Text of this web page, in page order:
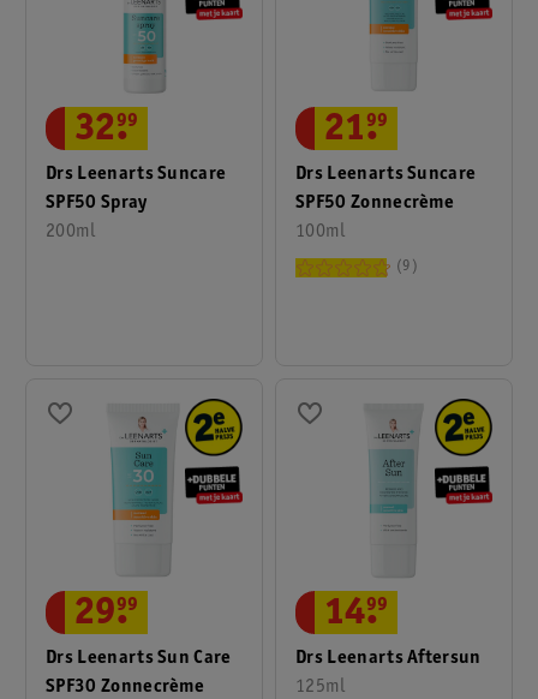
Drs Leenarts Suncare
SPF50 Spray
200ml
32.
99
Drs Leenarts Suncare
SPF50 Zonnecrème
100ml
21.
99
9
Drs Leenarts Sun Care
SPF30 Zonnecrème
29.
99
Drs Leenarts Aftersun
125ml
14.
99